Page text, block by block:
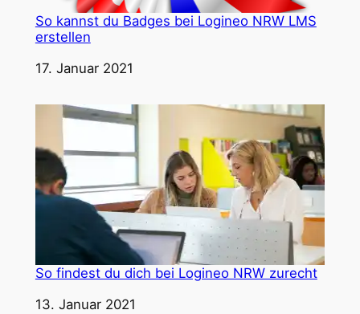
So kannst du Badges bei Logineo NRW LMS
erstellen
Datum
17. Januar 2021
So findest du dich bei Logineo NRW zurecht
Datum
13. Januar 2021